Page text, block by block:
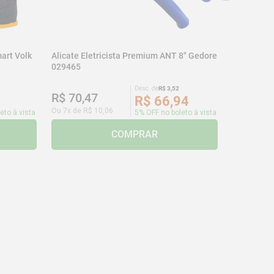
Volk
à vista
Alicate Eletricista Premium ANT 8" Gedore
029465
R$ 70,47
Ou7x de R$ 10 06
Desc. deR$ 3 52
R$ 66,94
5% OFF no boleto à vista
COMPRAR